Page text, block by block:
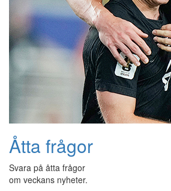
Åtta frågor
Svara på åtta frågor
om veckans nyheter.